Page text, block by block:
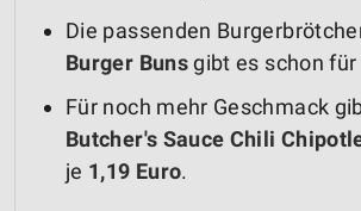
Die passenden
Burger Bunsgibt es schon für
Für noch mehr Geschmack
Butcher's Sauce Chili
je 1,19 Euro.